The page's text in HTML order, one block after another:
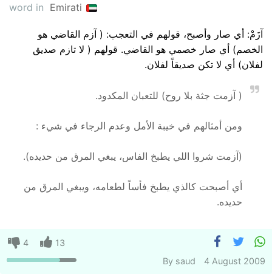
word in Emirati
آزَمْ: أي صار وأصبح، قولهم في التعجب: ( آزم القاضي هو
الخصم) أي صار خصمي هو القاضي. قولهم ( لا تازم صديق
لفلان) أي لا تكن صديقاً لفلان.
( آزمت جثة بلا روح) للتعبان المكدود.
ومن أمثالهم في خيبة الأمل وعدم الرجاء في شيء :
(آزمت شروا اللي يطبخ الفاس، يبغي المرق من حديده).
أي أصبحت كالذي يطبخ فأساً لطعامه، ويبغي المرق من
حديده.
4
13
By saud 4 August 2009